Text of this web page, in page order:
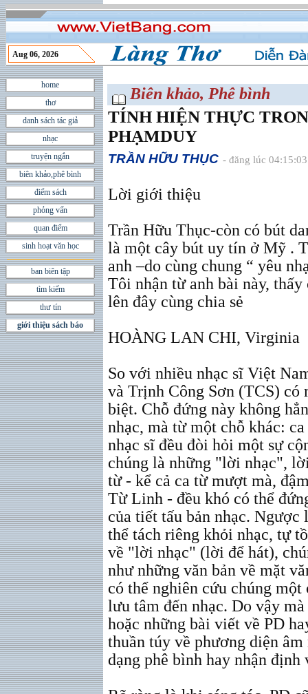
Aug 06, 2026
home
thơ
danh sách tác giả
nhạc
truyện ngắn
biên khảo,phê bình
điểm sách
phỏng vấn
quan điểm
sinh hoạt văn học
ban biên tập
tìm kiếm
thư tín
giới thiệu sách báo
Biên khảo, Phê bình
TÍNH HIỆN THỰC
PHẠMDUY
TRẦN HỮU THỤC - đăng lúc
Lời giới thiệu
Trần Hữu Thục-còn có bút
là một cây bút uy tín ở Mỹ .
anh –do cùng chung “ yêu
Tôi nhận từ anh bài này,
lên đây cùng chia sẻ
HOÀNG LAN CHI, Virginia
So với nhiều nhạc sĩ Việt
và Trịnh Công Sơn (TCS)
biệt. Chỗ đứng này không
nhạc, mà từ một chỗ khác:
nhạc sĩ đều đòi hỏi một sự
chúng là những "lời nhạc",
từ - kể cả ca từ mượt mà,
Từ Linh - đều khó có thể
của tiết tấu bản nhạc.
thể tách riêng khỏi nhạc, tự
về "lời nhạc" (lời để hát),
như những văn bản về mặt
có thể nghiên cứu chúng
lưu tâm đến nhạc. Do vậy
hoặc những bài viết về PD
thuần túy về phương diện
dạng phê bình hay nhận định